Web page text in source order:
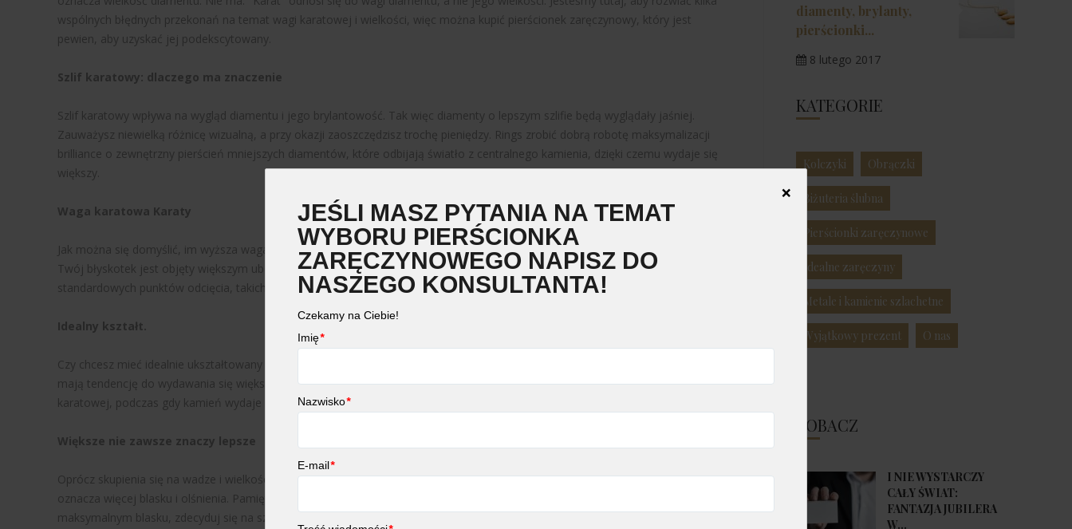
wspólnych błędnych przekonań na temat wagi karatowej i wielkości, więc można kupić pierścionek zaręczynowy, który jest
pewien, aby uzyskać jej podekscytowany.
Szlif karatowy: dlaczego ma znaczenie
Szlif karatowy wpływa na wygląd diamentu i jego brylantowość. Tak więc diamenty o lepszym szlifie będą wyglądały jaśniej.
Zauważysz niewielką różnicę wizualną, a przy okazji zaoszczędzisz trochę pieniędzy. Rings zrobić dobrą robotę maksymalizacji
brilliance o zewnętrzny pierścień mniejszych diamentów, które odbijają światło z centralnego kamienia, dzięki czemu wydaje się
większy.
Waga karatowa Karaty
Jak można się domyślić, im wyższa waga karatowa, tym rzadszy i bardziej wartościowy staje się diament. Oznacza to również, że
Twój błyskotek jest objęty większym ubezpieczeniem, wymianą i wyceną. Zamiast tego należy wybrać diament, który nie spełnia
standardowych punktów odcięcia, takich jak 0,8 karata.
Idealny kształt.
Czy chcesz mieć idealnie ukształtowany diament? Wybierz podłużny kształt, taki jak owal, szmaragd lub gruszka. Wszystkie one
mają tendencję do wydawania się większe dla ich rzeczywistej wagi karatowej. Cushion cut jest wielki dla zwiększenia masy
karatowej, podczas gdy kamień wydaje się większy w tym samym czasie.
Większe nie zawsze znaczy lepsze
Oprócz skupienia się na wadze i wielkości w karatach, zainwestuj w wysokiej jakości szlif. To zmaksymalizuje odbicie światła, co
oznacza więcej blasku i olśnienia. Pamiętaj, że mała zmiana w rozmiarze może oznaczać dużą różnicę w cenie! Jeśli zależy Ci na
maksymalnym blasku, zdecyduj się na szlif okrągły, Couchon lub Pear.
diamenty, brylanty,
pierścionki...
8 lutego 2017
KATEGORIE
Kolczyki Obrączki
Biżuteria ślubna
Pierścionki zaręczynowe
Idealne zaręczyny
Metale i kamienie szlachetne
Wyjątkowy prezent O nas
ZOBACZ
I NIE WYSTARCZY
CAŁY ŚWIAT:
FANTAZJA JUBILERA
W...
❌
JEŚLI MASZ PYTANIA NA TEMAT
WYBORU PIERŚCIONKA
ZARĘCZYNOWEGO NAPISZ DO
NASZEGO KONSULTANTA!
Czekamy na Ciebie!
Imię*
Nazwisko*
E-mail*